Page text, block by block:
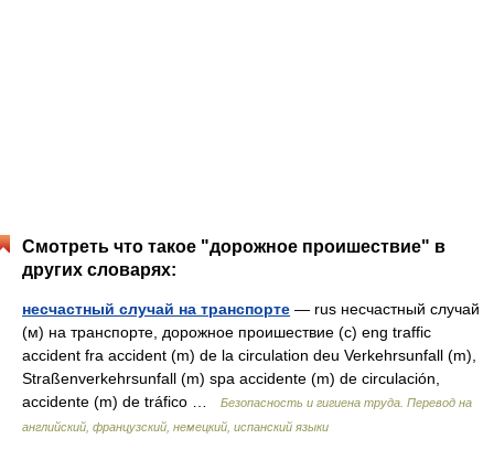
Смотреть что такое "дорожное проишествие" в
других словарях:
несчастный случай на транспорте — rus несчастный случай
(м) на транспорте, дорожное проишествие (с) eng traffic
accident fra accident (m) de la circulation deu Verkehrsunfall (m),
Straßenverkehrsunfall (m) spa accidente (m) de circulación,
accidente (m) de tráfico …
Безопасность и гигиена труда. Перевод на
английский, французский, немецкий, испанский языки